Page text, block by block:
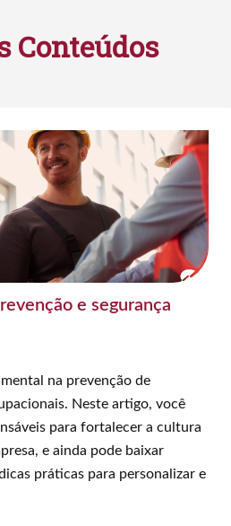
Conteúdos
e segurança
na prevenção de
Neste artigo, você
para fortalecer a cultura
e ainda pode baixar
práticas para personalizar e